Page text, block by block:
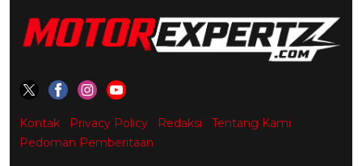
Kontak Privacy Policy Redaksi
Tentang Kami
Pedoman Pemberitaan